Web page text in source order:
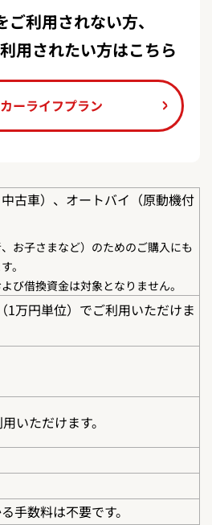
利用されない方、
用されたい方はこちら
ーライフプラン
古車）、オートバイ（原動機付
お子さまなど）のためのご購入にも
。
び借換資金は対象となりません。
1万円単位）でご利用いただけま
いただけます。
手数料は不要です。